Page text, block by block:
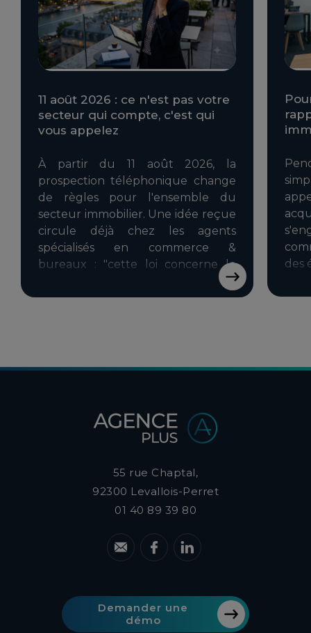
11 août 2026 : ce n'est pas votre
secteur qui compte, c'est qui
vous appelez
À partir du 11 août 2026, la
prospection téléphonique change
de règles pour l'ensemble du
secteur immobilier. Une idée reçue
circule déjà chez les agents
spécialisés en commerce &
bureaux : "cette loi concerne le
résidentiel, pas nous, nos clients
sont des professionnels." C'est en
des
55 rue Chaptal,
92300 Levallois-Perret
01 40 89 39 80
Demander une
démo